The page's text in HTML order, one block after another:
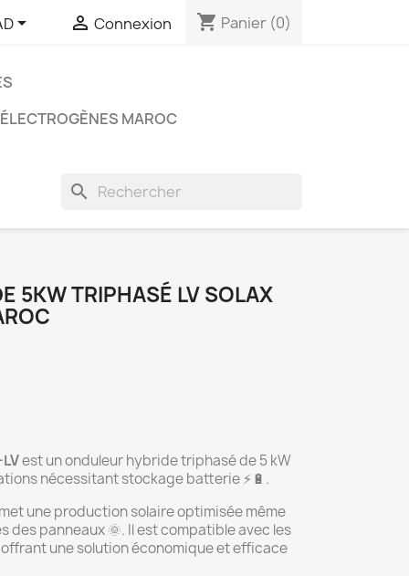
  Connexion shopping_cart Panier (0)
MAROC
search
5KW TRIPHASÉ LV SOLAX
est un onduleur hybride triphasé de 5 kW
nécessitant stockage batterie ⚡🔋.
une production solaire optimisée même
des panneaux 🌞. Il est compatible avec les
une solution économique et efficace